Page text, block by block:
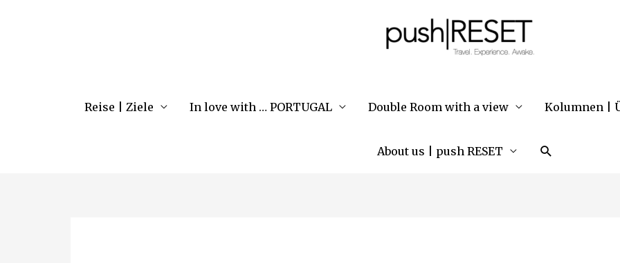
Reise | Ziele In love with … PORTUGAL Double Room with a view Kolumnen |
About us | push RESET Suche